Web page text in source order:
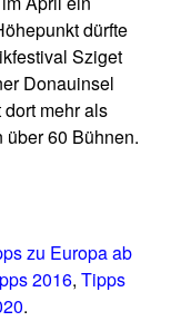
dürfte
Sziget
Donauinsel
mehr als
über 60 Bühnen.
zu Europa ab
2016, Tipps
.